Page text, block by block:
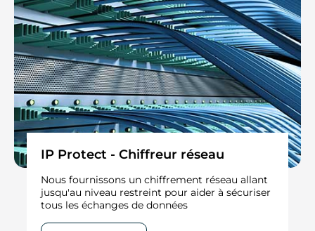
IP Protect - Chiffreur réseau
Nous fournissons un chiffrement réseau allant
jusqu'au niveau restreint pour aider à sécuriser
tous les échanges de données